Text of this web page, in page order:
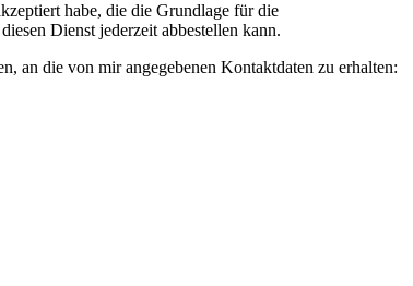
habe, die die Grundlage für die
Dienst jederzeit abbestellen kann.
die von mir angegebenen Kontaktdaten zu erhalten: